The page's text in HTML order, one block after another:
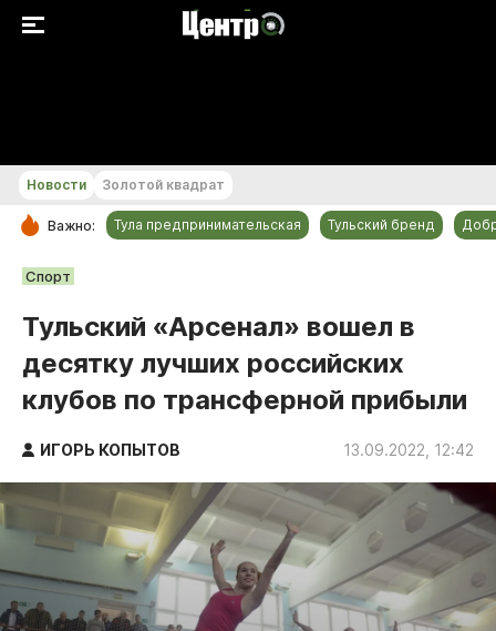
РУБРИКИ
Общество
Происшествия
Спорт
Тульский бренд
Тула предпринимательская
ДоброЦентр
Голодный шпион
Новости Золотой квадрат
Важно: Тула предпринимательская Тульский бренд
Спорт
Тульский «Арсенал» вошел в
десятку лучших российских
клубов по трансферной прибыли
ИГОРЬ КОПЫТОВ 13.09.2022, 12:42